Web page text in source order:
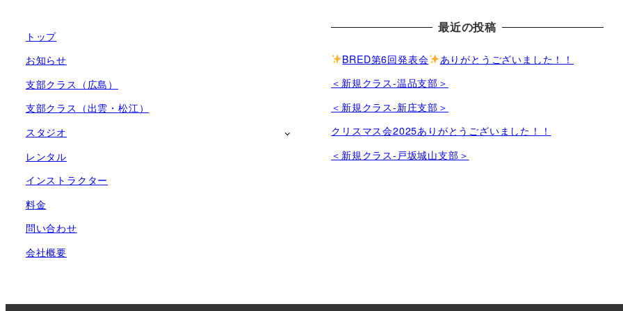
トップ
お知らせ
支部クラス（広島）
支部クラス（出雲・松江）
スタジオ
レンタル
インストラクター
料金
問い合わせ
会社概要
最近の投稿
BRED第6回発表会
ありがとうございました！！
＜新規クラス-温品支部＞
＜新規クラス-新庄支部＞
クリスマス会2025ありがとうございました！！
＜新規クラス-戸坂城山支部＞